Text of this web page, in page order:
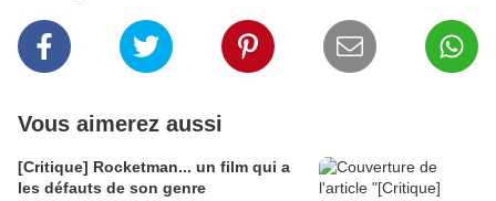
Vous aimerez aussi
[Critique] Rocketman... un film qui a
les défauts de son genre